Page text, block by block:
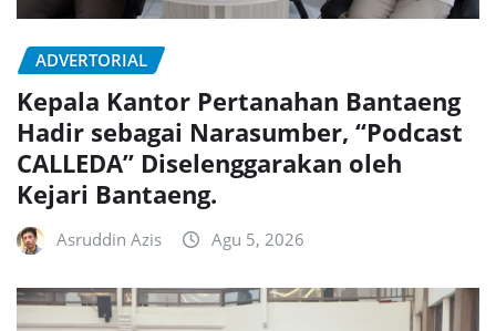
ADVERTORIAL
Kepala Kantor Pertanahan Bantaeng
Hadir sebagai Narasumber, “Podcast
CALLEDA” Diselenggarakan oleh
Kejari Bantaeng.
Asruddin Azis Agu 5, 2026